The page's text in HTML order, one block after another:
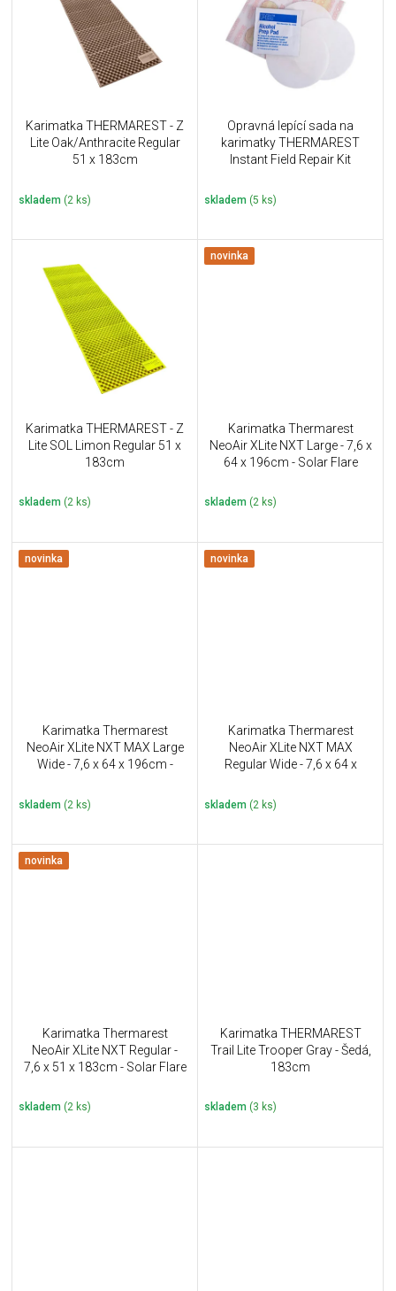
Karimatka THERMAREST - Z
Lite Oak/Anthracite Regular
51 x 183cm
skladem (2 ks)
Opravná lepící sada na
karimatky THERMAREST
Instant Field Repair Kit
skladem (5 ks)
Karimatka THERMAREST - Z
Lite SOL Limon Regular 51 x
183cm
skladem (2 ks)
novinka
Karimatka Thermarest
NeoAir XLite NXT Large - 7,6 x
64 x 196cm - Solar Flare
skladem (2 ks)
novinka
Karimatka Thermarest
NeoAir XLite NXT MAX Large
Wide - 7,6 x 64 x 196cm -
skladem (2 ks)
novinka
Karimatka Thermarest
NeoAir XLite NXT MAX
Regular Wide - 7,6 x 64 x
skladem (2 ks)
novinka
Karimatka Thermarest
NeoAir XLite NXT Regular -
7,6 x 51 x 183cm - Solar Flare
skladem (2 ks)
Karimatka THERMAREST
Trail Lite Trooper Gray - Šedá,
183cm
skladem (3 ks)